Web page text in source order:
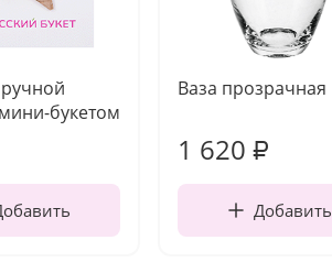
букетом
Ваза прозрачная
1 620 ₽
Добавить